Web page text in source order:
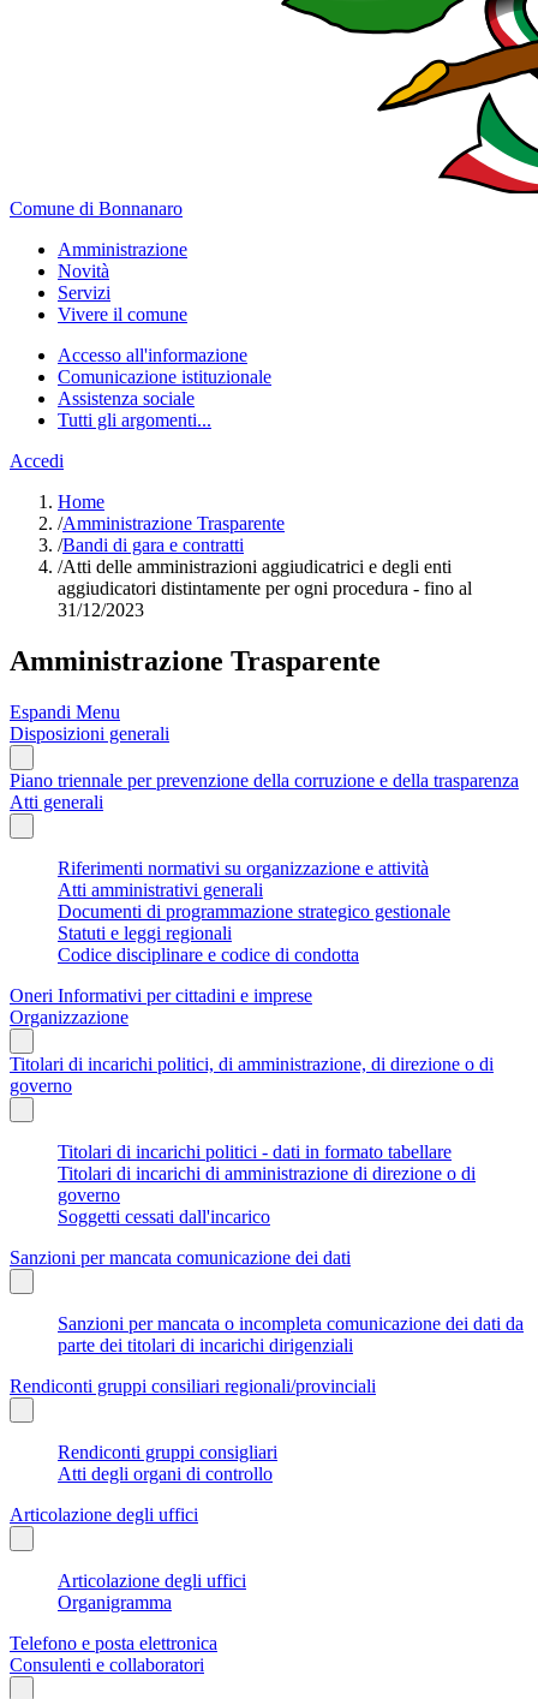
Comune di Bonnanaro
Amministrazione
Novità
Servizi
Vivere il comune
Accesso all'informazione
Comunicazione istituzionale
Assistenza sociale
Tutti gli argomenti...
Accedi
Home
/Amministrazione Trasparente
/Bandi di gara e contratti
/Atti delle amministrazioni aggiudicatrici e degli enti
aggiudicatori distintamente per ogni procedura - fino al
31/12/2023
Amministrazione Trasparente
Espandi Menu
Disposizioni generali
Piano triennale per prevenzione della corruzione e della trasparenza
Atti generali
Riferimenti normativi su organizzazione e attività
Atti amministrativi generali
Documenti di programmazione strategico gestionale
Statuti e leggi regionali
Codice disciplinare e codice di condotta
Oneri Informativi per cittadini e imprese
Organizzazione
Titolari di incarichi politici, di amministrazione, di direzione o di
governo
Titolari di incarichi politici - dati in formato tabellare
Titolari di incarichi di amministrazione di direzione o di
governo
Soggetti cessati dall'incarico
Sanzioni per mancata comunicazione dei dati
Sanzioni per mancata o incompleta comunicazione dei dati da
parte dei titolari di incarichi dirigenziali
Rendiconti gruppi consiliari regionali/provinciali
Rendiconti gruppi consigliari
Atti degli organi di controllo
Articolazione degli uffici
Articolazione degli uffici
Organigramma
Telefono e posta elettronica
Consulenti e collaboratori